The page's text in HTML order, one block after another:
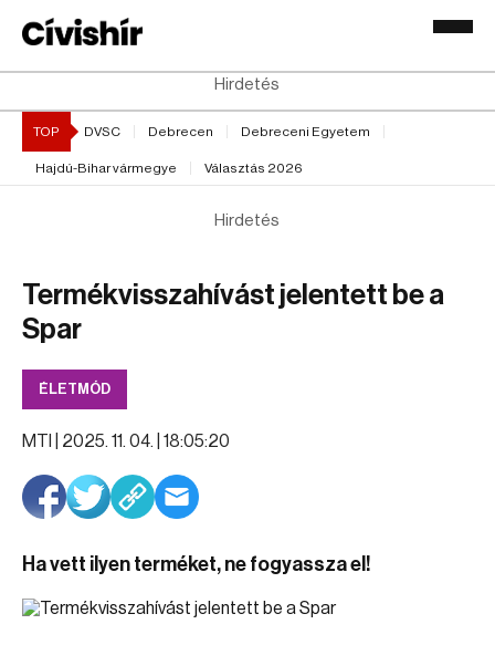
Hirdetés
TOP DVSC Debrecen Debreceni Egyetem
Hajdú-Bihar vármegye Választás 2026
Hirdetés
Termékvisszahívást jelentett be a
Spar
ÉLETMÓD
MTI | 2025. 11. 04. | 18:05:20
Ha vett ilyen terméket, ne fogyassza el!